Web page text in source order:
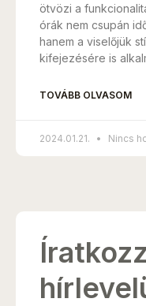
ötvözi a
órák nem csupán
hanem a viselőjük
kifejezésére is
TOVÁBB OLVASOM
2024.01.21. Nincs